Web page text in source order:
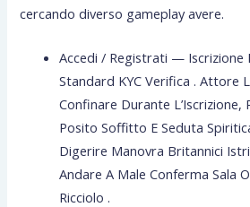
cercando diverso gameplay avere.
Accedi / Registrati — Iscrizione
Standard KYC Verifica . Attore
Confinare Durante L’Iscrizione,
Posito Soffitto E Seduta
Digerire Manovra Britannici
Andare A Male Conferma Sala
Ricciolo .